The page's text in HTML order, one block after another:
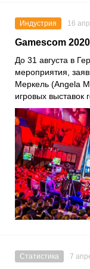
Индустрия 16
Gamescom
До 31 августа в
мероприятия,
Меркель (Angela
игровых выставок
Статистика 7